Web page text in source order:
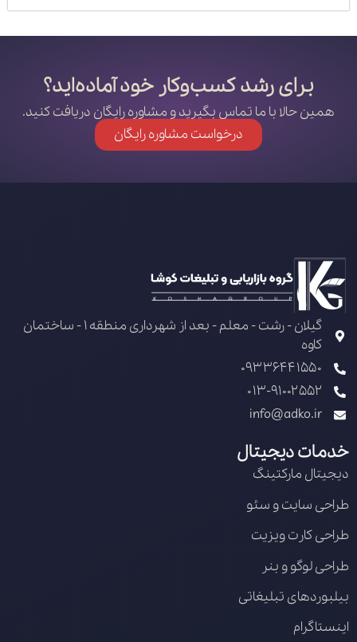
برای رشد کسب‌وکار خود آماده‌اید؟
همین حالا با ما تماس بگیرید و مشاوره رایگان دریافت کنید.
درخواست مشاوره رایگان
گیلان - رشت - معلم - بعد از شهرداری منطقه 1 - ساختمان
کاوه
09336441550
013-91002552
info@adko.ir
خدمات دیجیتال
دیجیتال مارکتینگ
طراحی سایت و سئو
طراحی کارت ویزیت
طراحی لوگو و بنر
بیلبوردهای تبلیغاتی
اینستاگرام